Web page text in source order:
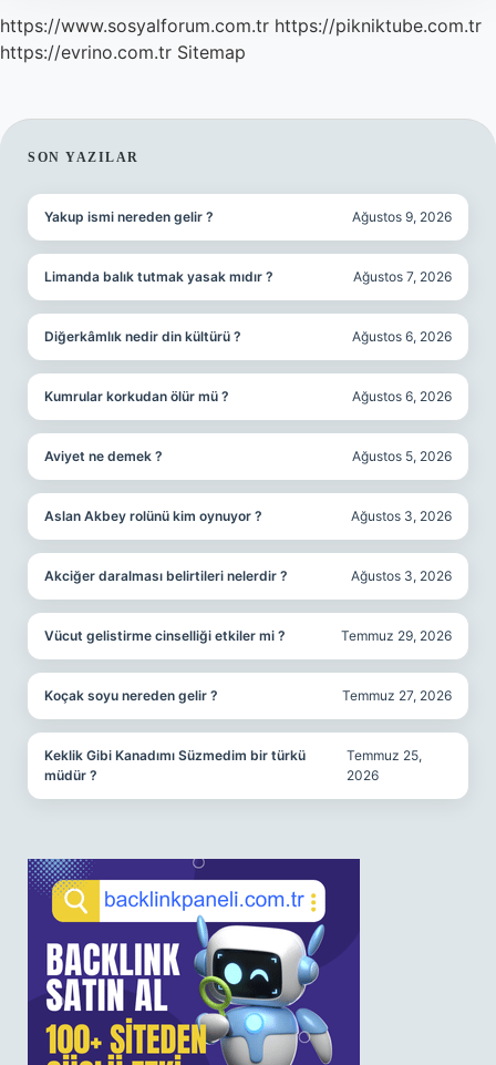
https://www.sosyalforum.com.tr https://pikniktube.com.tr
https://evrino.com.tr Sitemap
SIDEBAR
SON YAZILAR
Yakup ismi nereden gelir ? Ağustos 9, 2026
Limanda balık tutmak yasak mıdır ? Ağustos 7, 2026
Diğerkâmlık nedir din kültürü ? Ağustos 6, 2026
Kumrular korkudan ölür mü ? Ağustos 6, 2026
Aviyet ne demek ? Ağustos 5, 2026
Aslan Akbey rolünü kim oynuyor ? Ağustos 3, 2026
Akciğer daralması belirtileri nelerdir ? Ağustos 3, 2026
Vücut gelistirme cinselliği etkiler mi ? Temmuz 29, 2026
Koçak soyu nereden gelir ? Temmuz 27, 2026
Keklik Gibi Kanadımı Süzmedim bir türkü
müdür ?
Temmuz 25,
2026